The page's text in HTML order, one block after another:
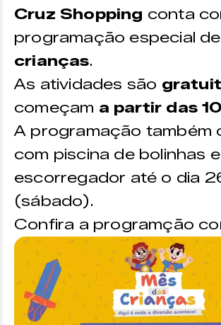
Cruz Shopping conta
programação especial de
crianças.
As atividades são
começam a partir das
A programação também
com piscina de bolinhas e
escorregador até o dia
(sábado).
Confira a programção